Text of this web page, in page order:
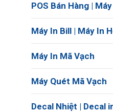
POS Bán Hàng |
Máy In Bill | Máy In
Máy In Mã Vạch
Máy Quét Mã Vạch
Decal Nhiệt | Decal